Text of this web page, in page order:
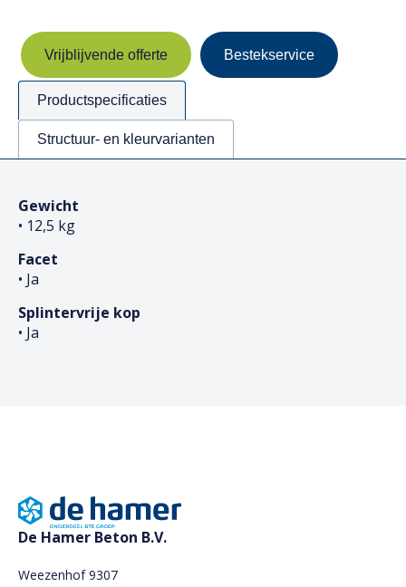
Vrijblijvende offerte Bestekservice
Productspecificaties
Structuur- en kleurvarianten
Gewicht
• 12,5 kg
Facet
• Ja
Splintervrije kop
• Ja
De Hamer Beton B.V.
Weezenhof 9307